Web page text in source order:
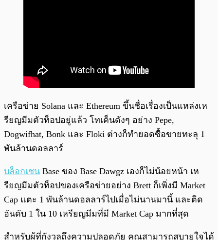
เครือข่าย Solana และ Ethereum ขึ้นชื่อเรื่องเป็นแหล่งเห
รียญมีมตัวท็อปอยู่แล้ว โทเค็นดังๆ อย่าง Pepe,
Dogwifhat, Bonk และ Floki ต่างก็ทำยอดซื้อขายทะลุ 1
พันล้านดอลลาร์
บล็อกเชน Base ของ Base Dawgz เองก็ไม่น้อยหน้า เห
รียญมีมตัวท็อปของเครือข่ายอย่าง Brett ก็เพิ่งมี Market
Cap แตะ 1 พันล้านดอลลาร์ไปเมื่อไม่นานมานี้ และติด
อันดับ 1 ใน 10 เหรียญมีมที่มี Market Cap มากที่สุด
สำหรับผู้ที่กังวลถึงความปลอดภัย คุณสามารถสบายใจได้